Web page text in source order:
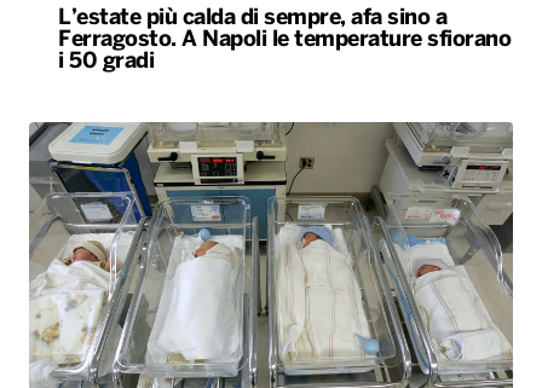
L’estate più calda di sempre, afa sino a
Ferragosto. A Napoli le temperature sfiorano
i 50 gradi